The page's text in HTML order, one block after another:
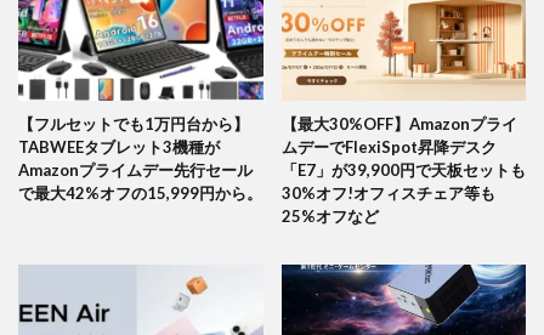
【フルセットでも1万円台から】
TABWEEタブレット3機種が
Amazonプライムデー先行セール
で最大42%オフの15,999円から。
【最大30%OFF】Amazonプライ
ムデーでFlexiSpot昇降デスク
「E7」が39,900円で天板セットも
30%オフ!オフィスチェア等も
25%オフなど